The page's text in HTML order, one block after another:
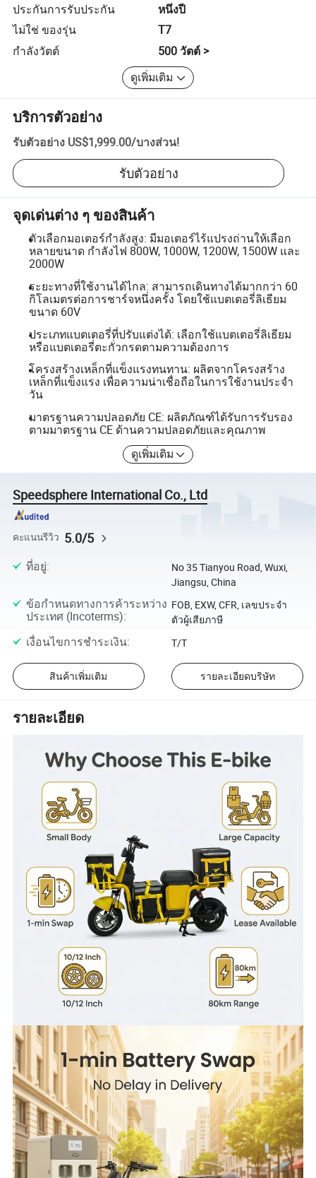
ประกันการรับประกัน
หนึ่งปี
ไม่ใช่ ของรุ่น
T7
กำลังวัตต์
500 วัตต์ >
ดูเพิ่มเติม
บริการตัวอย่าง
รับตัวอย่าง US$1,999.00/บางส่วน!
รับตัวอย่าง
จุดเด่นต่าง ๆ ของสินค้า
ตัวเลือกมอเตอร์กำลังสูง: มีมอเตอร์ไร้แปรงถ่านให้เลือก
หลายขนาด กำลังไฟ 800W, 1000W, 1200W, 1500W และ
2000W
ระยะทางที่ใช้งานได้ไกล: สามารถเดินทางได้มากกว่า 60
กิโลเมตรต่อการชาร์จหนึ่งครั้ง โดยใช้แบตเตอรี่ลิเธียม
ขนาด 60V
ประเภทแบตเตอรี่ที่ปรับแต่งได้: เลือกใช้แบตเตอรี่ลิเธียม
หรือแบตเตอรี่ตะกั่วกรดตามความต้องการ
โครงสร้างเหล็กที่แข็งแรงทนทาน: ผลิตจากโครงสร้าง
เหล็กที่แข็งแรง เพื่อความน่าเชื่อถือในการใช้งานประจำ
วัน
มาตรฐานความปลอดภัย CE: ผลิตภัณฑ์ได้รับการรับรอง
ตามมาตรฐาน CE ด้านความปลอดภัยและคุณภาพ
ดูเพิ่มเติม
Speedsphere International Co., Ltd
คะแนนรีวิว 5.0/5
ที่อยู่:
No 35 Tianyou Road, Wuxi,
Jiangsu, China
ข้อกำหนดทางการค้าระหว่าง
ประเทศ (Incoterms):
FOB, EXW, CFR, เลขประจำ
ตัวผู้เสียภาษี
เงื่อนไขการชำระเงิน: T/T
สินค้าเพิ่มเติม รายละเอียดบริษัท
รายละเอียด